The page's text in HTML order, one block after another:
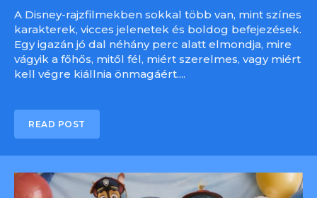
A Disney-rajzfilmekben sokkal több van, mint színes
karakterek, vicces jelenetek és boldog befejezések.
Egy igazán jó dal néhány perc alatt elmondja, mire
vágyik a főhős, mitől fél, miért szerelmes, vagy miért
kell végre kiállnia önmagáért....
READ POST